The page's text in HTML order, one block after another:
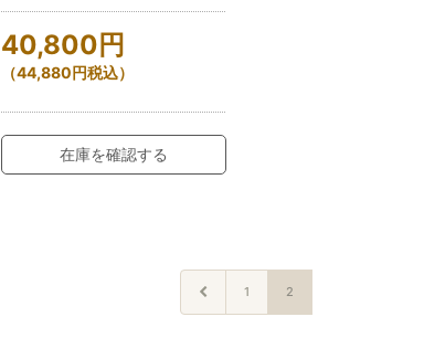
40,800 円
（44,880円税込）
在庫を確認する
1 2